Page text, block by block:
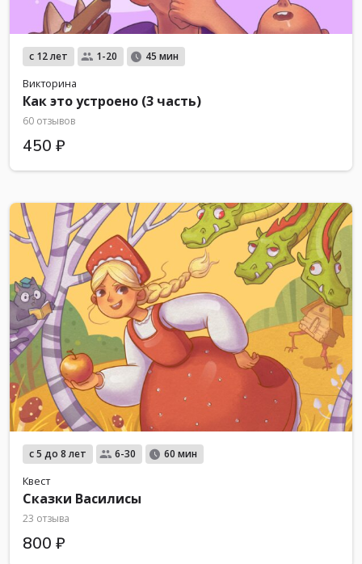
с 12 лет 1-20 45 мин
Викторина
Как это устроено (3 часть)
60 отзывов
450 ₽
с 5 до 8 лет 6-30 60 мин
Квест
Сказки Василисы
23 отзыва
800 ₽